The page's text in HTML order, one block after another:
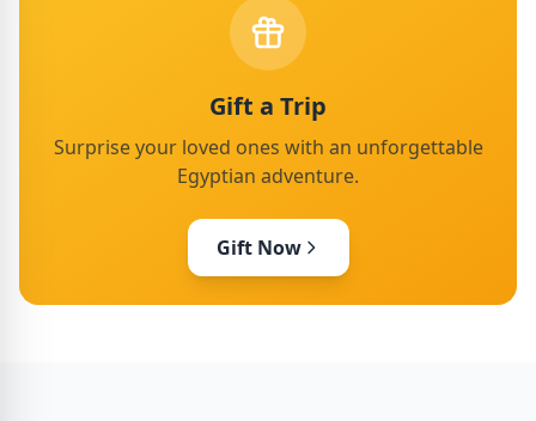
Gift a Trip
Surprise your loved ones with an unforgettable
Egyptian adventure.
Gift Now